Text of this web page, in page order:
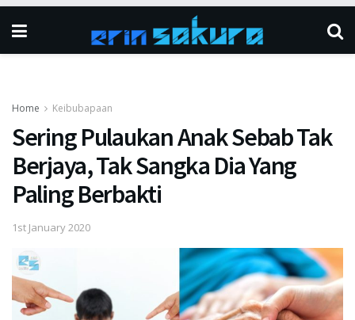
Home Keibubapaan
Sering Pulaukan Anak Sebab Tak
Berjaya, Tak Sangka Dia Yang
Paling Berbakti
1st January 2020